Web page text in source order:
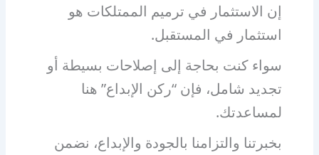
إن الاستثمار في ترميم الممتلكات هو
استثمار في المستقبل.
سواء كنت بحاجة إلى إصلاحات بسيطة أو
تجديد شامل، فإن “ركن الإبداع” هنا
لمساعدتك.
بخبرتنا والتزامنا بالجودة والإبداع، نضمن